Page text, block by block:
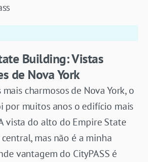
Building: Vistas
de Nova York
charmosos de Nova York, o
por muitos anos o edifício mais
vista do alto do Empire State
mas não é a minha
vantagem do CityPASS é